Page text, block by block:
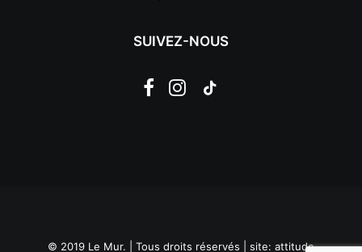
SUIVEZ-NOUS
© 2019 Le Mur. | Tous droits réservés | site: attitude